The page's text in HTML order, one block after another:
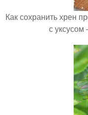
Как сохранить хрен
с уксусом